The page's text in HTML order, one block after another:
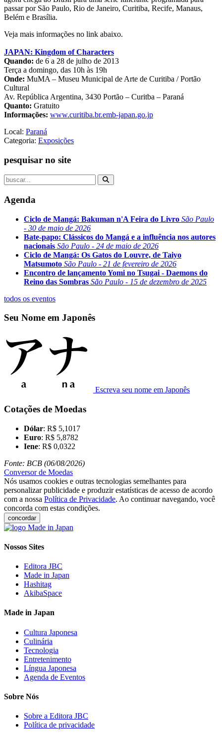
passar por São Paulo, Rio de Janeiro, Curitiba, Recife, Manaus,
Belém e Brasília.
Veja mais informações no link abaixo.
JAPAN: Kingdom of Characters
Quando: de 6 a 28 de julho de 2013
Terça a domingo, das 10h às 19h
Onde: MuMA – Museu Municipal de Arte de Curitiba / Portão
Cultural
Av. República Argentina, 3430 Portão – Curitba – Paraná
Quanto: Gratuito
Informações: www.curitiba.br.emb-japan.go.jp
Local: Paraná
Categoria: Exposições
pesquisar no site
Agenda
Ciclo de Mangá: Bakuman n'A Feira do Livro São Paulo
- 30 de maio de 2026
Bate-papo: Clássicos do Mangá e a influência nos autores
nacionais São Paulo - 24 de maio de 2026
Ciclo de Mangá: Os Gatos do Louvre, de Taiyo
Matsumoto São Paulo - 21 de fevereiro de 2026
Encontro de lançamento Yomi no Tsugai - Daemons do
Reino das Sombras São Paulo - 15 de dezembro de 2025
todos os eventos
Seu Nome em Japonês
Escreva seu nome em Japonês
Cotações de Moedas
Dólar: R$ 5,1017
Euro: R$ 5,8782
Iene: R$ 0,0322
Fonte: BCB (06/08/2026)
Conversor de Moedas
Nós usamos cookies e outras tecnologias semelhantes para
personalizar publicidade e produzir estatísticas de acesso de acordo
com a nossa Política de Privacidade. Ao continuar navegando, você
concorda com estas condições.
concordar
Nossos Sites
Editora JBC
Made in Japan
Hashitag
AkibaSpace
Made in Japan
Cultura Japonesa
Culinária
Tecnologia
Entretenimento
Língua Japonesa
Agenda de Eventos
Sobre Nós
Sobre a Editora JBC
Política de privacidade